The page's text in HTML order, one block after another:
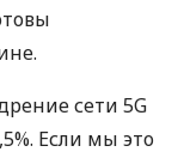
сети 5G
Если мы это